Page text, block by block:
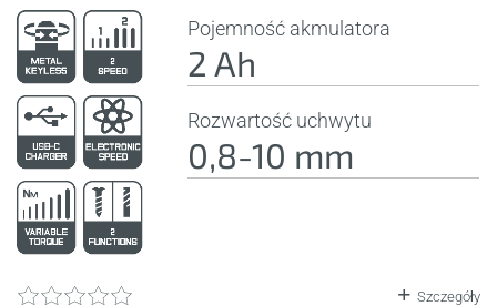
Pojemność akmulatora
2 Ah
Rozwartość uchwytu
0,8-10 mm
Szczegóły